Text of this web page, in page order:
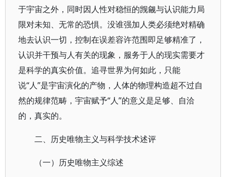
于宇宙之外，同时因人性对稳恒的觊觎与认识能力局
限对未知、无常的恐惧。没谁强加人类必须绝对精确
地去认识一切，控制在误差容许范围即足够精准了，
认识并干预与人有关的现象，服务于人的现实需要才
是科学的真实价值。追寻世界为何如此，只能
说“人”是宇宙演化的产物，人体的物理构造超不过自
然的规律范畴，宇宙赋予“人”的意义是足够、自洽
的，真实的。
二、历史唯物主义与科学技术述评
（一）历史唯物主义综述